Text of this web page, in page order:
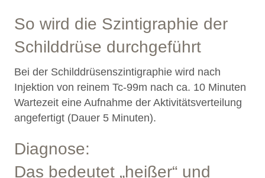
So wird die Szintigraphie der
Schilddrüse durchgeführt
Bei der Schilddrüsenszintigraphie wird nach
Injektion von reinem Tc-99m nach ca. 10 Minuten
Wartezeit eine Aufnahme der Aktivitätsverteilung
angefertigt (Dauer 5 Minuten).
Diagnose:
Das bedeutet „heißer“ und